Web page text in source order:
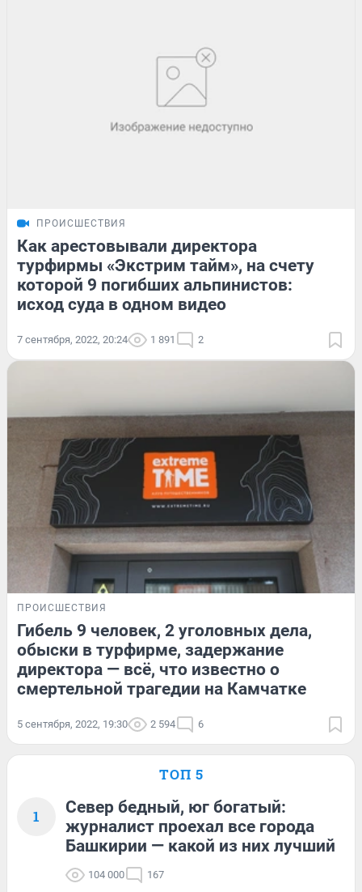
ПРОИСШЕСТВИЯ
Как арестовывали директора
турфирмы «Экстрим тайм», на счету
которой 9 погибших альпинистов:
исход суда в одном видео
7 сентября, 2022, 20:24 1 891 2
ПРОИСШЕСТВИЯ
Гибель 9 человек, 2 уголовных дела,
обыски в турфирме, задержание
директора — всё, что известно о
смертельной трагедии на Камчатке
5 сентября, 2022, 19:30 2 594 6
ТОП 5
1
Север бедный, юг богатый:
журналист проехал все города
Башкирии — какой из них лучший
104 000 167